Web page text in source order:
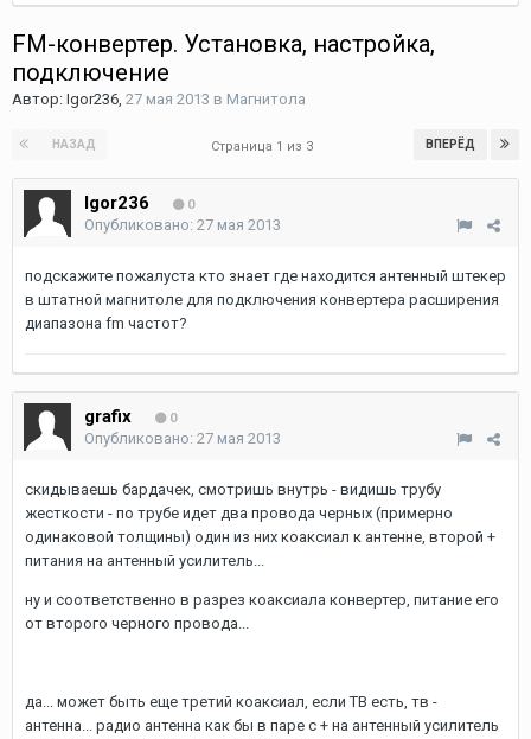
FM-конвертер. Установка, настройка,
подключение
Автор: Igor236, 27 мая 2013 в Магнитола
НАЗАД ВПЕРЁД
Страница 1 из 3
Igor236 0
Опубликовано: 27 мая 2013
подскажите пожалуста кто знает где находится антенный штекер
в штатной магнитоле для подключения конвертера расширения
диапазона fm частот?
grafix 0
Опубликовано: 27 мая 2013
скидываешь бардачек, смотришь внутрь - видишь трубу
жесткости - по трубе идет два провода черных (примерно
одинаковой толщины) один из них коаксиал к антенне, второй +
питания на антенный усилитель...
ну и соответственно в разрез коаксиала конвертер, питание его
от второго черного провода...
да... может быть еще третий коаксиал, если ТВ есть, тв -
антенна... радио антенна как бы в паре с + на антенный усилитель